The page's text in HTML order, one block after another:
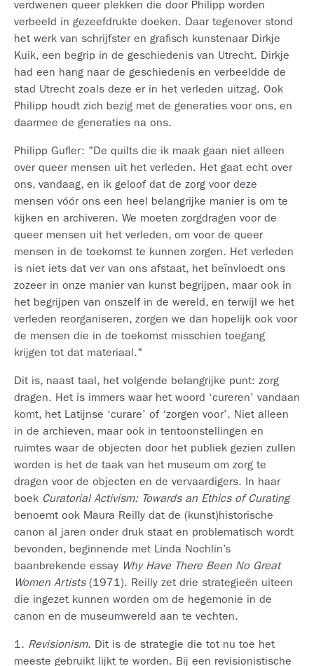
verdwenen queer plekken die door Philipp worden
verbeeld in gezeefdrukte doeken. Daar tegenover stond
het werk van schrijfster en grafisch kunstenaar Dirkje
Kuik, een begrip in de geschiedenis van Utrecht. Dirkje
had een hang naar de geschiedenis en verbeeldde de
stad Utrecht zoals deze er in het verleden uitzag. Ook
Philipp houdt zich bezig met de generaties voor ons, en
daarmee de generaties na ons.
Philipp Gufler: "De quilts die ik maak gaan niet alleen
over queer mensen uit het verleden. Het gaat echt over
ons, vandaag, en ik geloof dat de zorg voor deze
mensen vóór ons een heel belangrijke manier is om te
kijken en archiveren. We moeten zorgdragen voor de
queer mensen uit het verleden, om voor de queer
mensen in de toekomst te kunnen zorgen. Het verleden
is niet iets dat ver van ons afstaat, het beïnvloedt ons
zozeer in onze manier van kunst begrijpen, maar ook in
het begrijpen van onszelf in de wereld, en terwijl we het
verleden reorganiseren, zorgen we dan hopelijk ook voor
de mensen die in de toekomst misschien toegang
krijgen tot dat materiaal."
Dit is, naast taal, het volgende belangrijke punt: zorg
dragen. Het is immers waar het woord ‘cureren’ vandaan
komt, het Latijnse ‘curare’ of ‘zorgen voor’. Niet alleen
in de archieven, maar ook in tentoonstellingen en
ruimtes waar de objecten door het publiek gezien zullen
worden is het de taak van het museum om zorg te
dragen voor de objecten en de vervaardigers. In haar
boek Curatorial Activism: Towards an Ethics of Curating
benoemt ook Maura Reilly dat de (kunst)historische
canon al jaren onder druk staat en problematisch wordt
bevonden, beginnende met Linda Nochlin’s
baanbrekende essay Why Have There Been No Great
Women Artists(1971). Reilly zet drie strategieën uiteen
die ingezet kunnen worden om de hegemonie in de
canon en de museumwereld aan te vechten.
1. Revisionism. Dit is de strategie die tot nu toe het
meeste gebruikt lijkt te worden. Bij een revisionistische